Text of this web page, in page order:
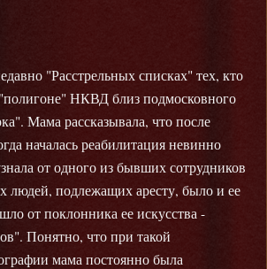
"Расстрельных списках" тех, кто
НКВД близ подмосковного
Мама рассказывала, что после
началась реабилитация невинно
от одного из бывших сотрудников
людей, подлежащих аресту, было и ее
от поклонника ее искусства -
Понятно, что при такой
мама постоянно была